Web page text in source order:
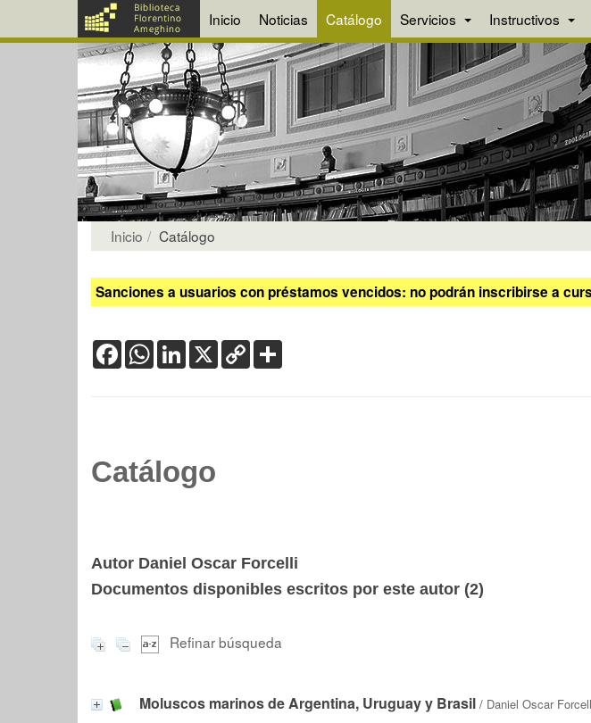
Inicio Noticias Catálogo Servicios Instructivos
Inicio Catálogo
Sanciones a usuarios con préstamos vencidos: no podrán inscribirse a
FacebookWhatsApp
LinkedIn
X Copy
Link
Catálogo
Autor Daniel Oscar Forcelli
Documentos disponibles escritos por este autor (2)
Refinar búsqueda
Moluscos marinos de Argentina, Uruguay y Brasil / Daniel Oscar